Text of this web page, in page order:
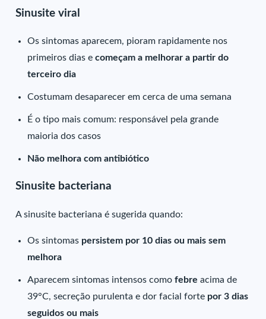
Sinusite viral
Os sintomas aparecem, pioram rapidamente nos
primeiros dias ecomeçam a melhorar a partir do
terceiro dia
Costumam desaparecer em cerca de uma semana
É o tipo mais comum: responsável pela grande
maioria dos casos
Não melhora com antibiótico
Sinusite bacteriana
A sinusite bacteriana é sugerida quando:
Os sintomas persistem por 10 dias ou mais sem
melhora
Aparecem sintomas intensos comofebreacima de
39°C, secreção purulenta e dor facial forte por 3 dias
seguidos ou mais